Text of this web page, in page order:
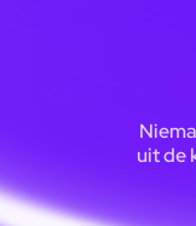
uit de